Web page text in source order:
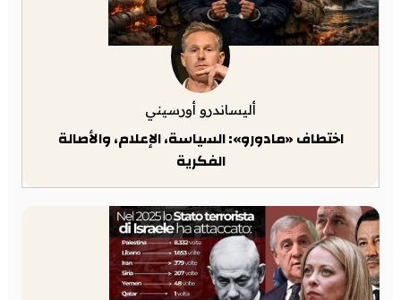
أليساندرو أورسيني
اختطاف «مادورو»: السياسة، الإعلام، والأصالة
الفكرية